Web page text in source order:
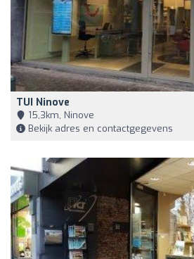
TUI Ninove
15,3km, Ninove
Bekijk adres en contactgegevens